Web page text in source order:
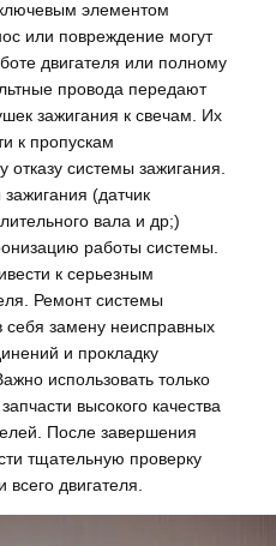
элементом
или повреждение могут
двигателя или полному
провода передают
зажигания к свечам. Их
к пропускам
системы зажигания.
(датчик
вала и др;)
работы системы.
к серьезным
Ремонт системы
себя замену неисправных
и прокладку
использовать только
высокого качества
После завершения
тщательную проверку
двигателя.